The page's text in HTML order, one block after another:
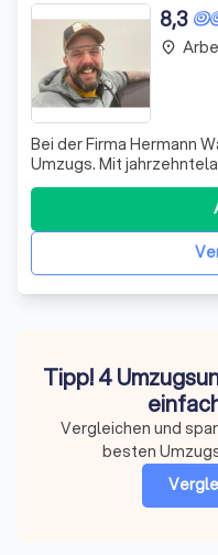
8,3
Bei der Firma Hermann
Umzugs. Mit
Verständnis für die
einen Umzugsservice,
Sorgfalt auszeichnet.
hochqualifiziert und
place
Tipp! 4
Vergleichen und
besten